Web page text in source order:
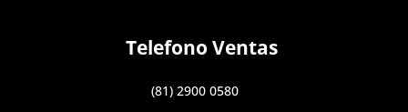
Telefono Ventas
(81) 2900 0580